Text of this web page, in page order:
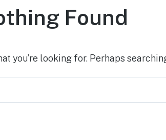
Found
you’re looking for. Perhaps